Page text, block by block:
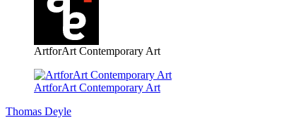
ArtforArt Contemporary Art
ArtforArt Contemporary Art
Thomas Deyle